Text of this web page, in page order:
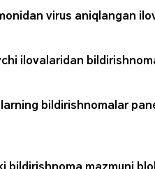
virus aniqlangan
ilovalaridan
bildirishnomalar